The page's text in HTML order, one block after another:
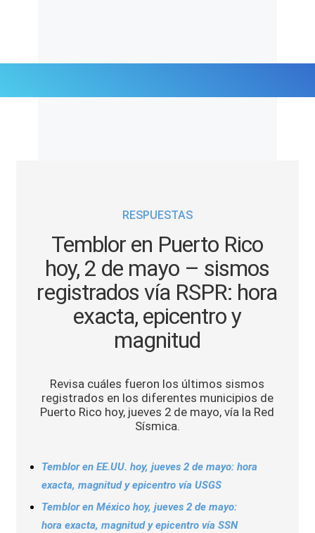
Tendencias Mix
RESPUESTAS
Temblor en Puerto Rico
hoy, 2 de mayo – sismos
registrados vía RSPR: hora
exacta, epicentro y
magnitud
Revisa cuáles fueron los últimos sismos
registrados en los diferentes municipios de
Puerto Rico hoy, jueves 2 de mayo, vía la Red
Sísmica.
Temblor en EE.UU. hoy, jueves 2 de mayo: hora
exacta, magnitud y epicentro vía USGS
Temblor en México hoy, jueves 2 de mayo:
hora exacta, magnitud y epicentro vía SSN